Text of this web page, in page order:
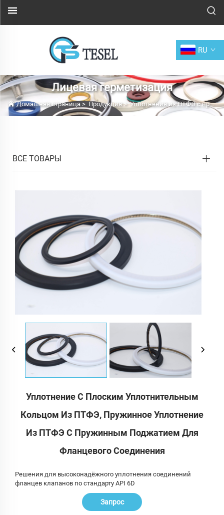
RU
Лицевая герметизация
Домашняя страница > Продукция>Уплотнения из ПТФЭ с пружинным поджимом
ВСЕ ТОВАРЫ
Уплотнение С Плоским Уплотнительным
Кольцом Из ПТФЭ, Пружинное Уплотнение
Из ПТФЭ С Пружинным Поджатием Для
Фланцевого Соединения
Решения для высоконадёжного уплотнения соединений
фланцев клапанов по стандарту API 6D
Запрос